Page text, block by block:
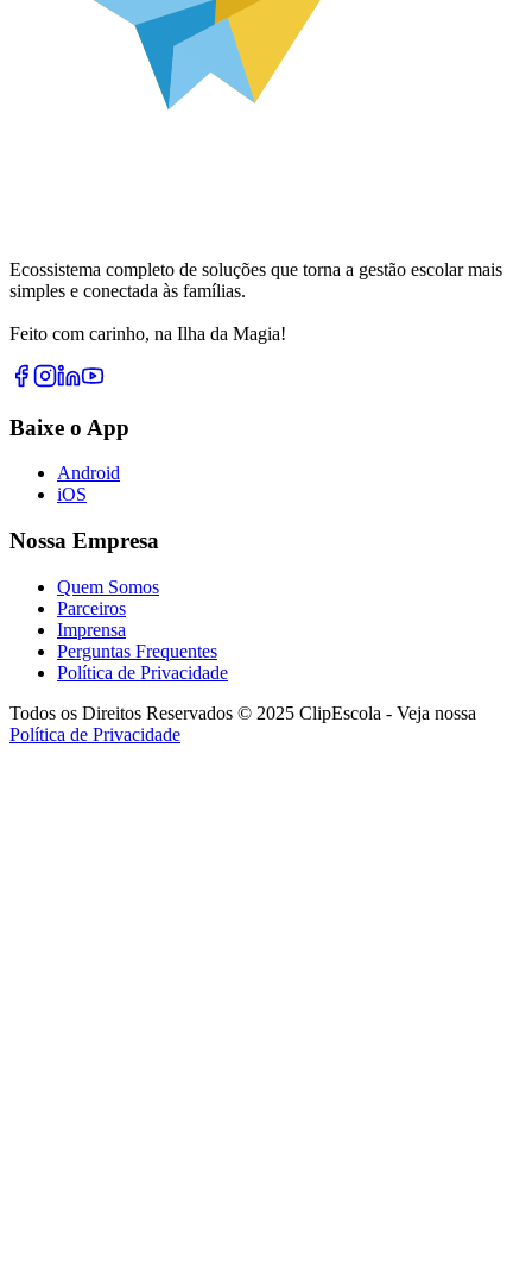
Ecossistema completo de soluções que torna a gestão escolar mais
simples e conectada às famílias.
Feito com carinho, na Ilha da Magia!
Baixe o App
Android
iOS
Nossa Empresa
Quem Somos
Parceiros
Imprensa
Perguntas Frequentes
Política de Privacidade
Todos os Direitos Reservados © 2025 ClipEscola - Veja nossa
Política de Privacidade